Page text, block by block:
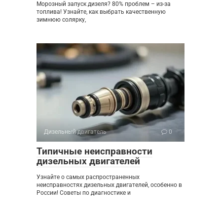
Морозный запуск дизеля? 80% проблем – из-за
топлива! Узнайте, как выбрать качественную
зимнюю солярку,
Дизельный двигатель 0
Типичные неисправности
дизельных двигателей
Узнайте о самых распространенных
неисправностях дизельных двигателей, особенно в
России! Советы по диагностике и